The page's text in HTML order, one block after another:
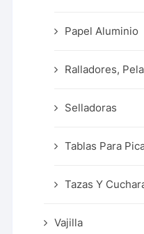
Papel Aluminio
Ralladores,
Selladoras
Tablas Para
Tazas Y
Vajilla